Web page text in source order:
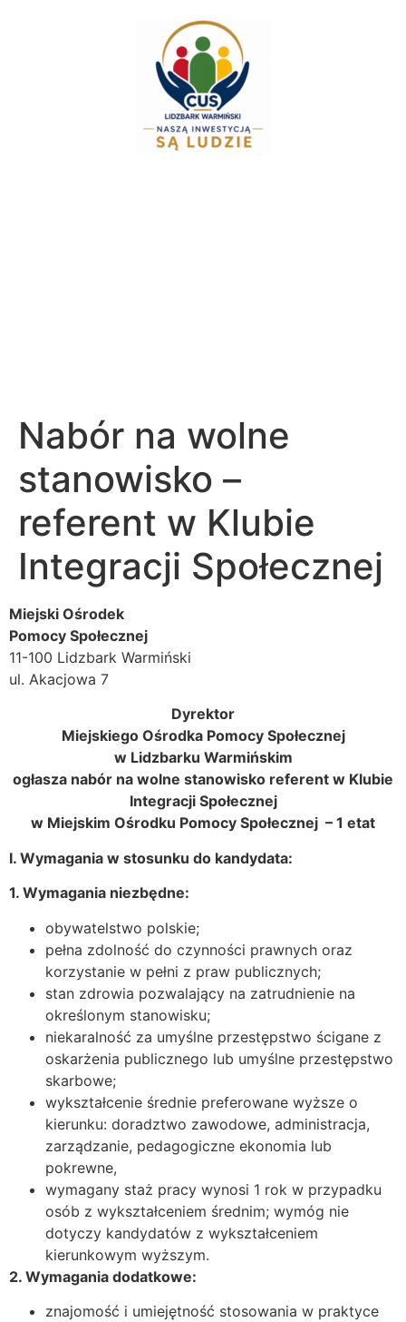
Nabór na wolne
stanowisko –
referent w Klubie
Integracji Społecznej
Miejski Ośrodek
Pomocy Społecznej
11-100 Lidzbark Warmiński
ul. Akacjowa 7
Dyrektor
Miejskiego Ośrodka Pomocy Społecznej
w Lidzbarku Warmińskim
ogłasza nabór na wolne stanowisko referent w Klubie
Integracji Społecznej
w Miejskim Ośrodku Pomocy Społecznej – 1 etat
I. Wymagania w stosunku do kandydata:
1. Wymagania niezbędne:
obywatelstwo polskie;
pełna zdolność do czynności prawnych oraz
korzystanie w pełni z praw publicznych;
stan zdrowia pozwalający na zatrudnienie na
określonym stanowisku;
niekaralność za umyślne przestępstwo ścigane z
oskarżenia publicznego lub umyślne przestępstwo
skarbowe;
wykształcenie średnie preferowane wyższe o
kierunku: doradztwo zawodowe, administracja,
zarządzanie, pedagogiczne ekonomia lub
pokrewne,
wymagany staż pracy wynosi 1 rok w przypadku
osób z wykształceniem średnim; wymóg nie
dotyczy kandydatów z wykształceniem
kierunkowym wyższym.
2. Wymagania dodatkowe:
znajomość i umiejętność stosowania w praktyce